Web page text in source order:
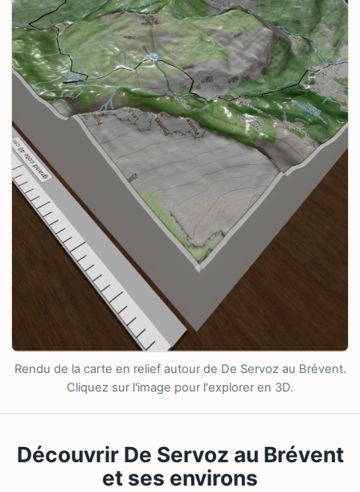
Rendu de la carte en relief autour de De Servoz au Brévent.
Cliquez sur l'image pour l'explorer en 3D.
Découvrir De Servoz au Brévent
et ses environs